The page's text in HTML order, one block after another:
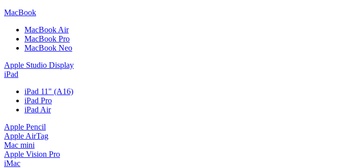
MacBook
MacBook Air
MacBook Pro
MacBook Neo
Apple Studio Display
iPad
iPad 11" (A16)
iPad Pro
iPad Air
Apple Pencil
Apple AirTag
Mac mini
Apple Vision Pro
iMac